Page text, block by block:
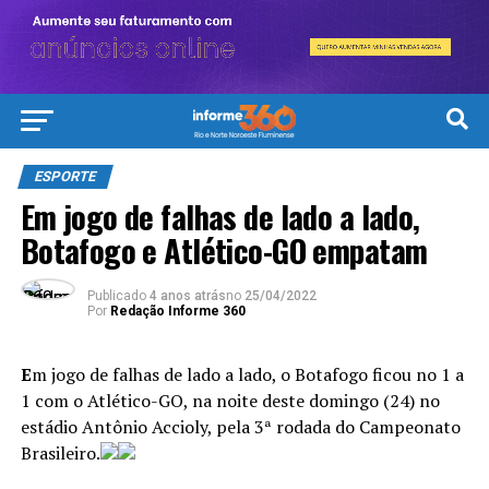
ESPORTE
Em jogo de falhas de lado a lado,
Botafogo e Atlético-GO empatam
Publicado 4 anos atrásno 25/04/2022
Por Redação Informe 360
Em jogo de falhas de lado a lado, o Botafogo ficou no 1 a
1 com o Atlético-GO, na noite deste domingo (24) no
estádio Antônio Accioly, pela 3ª rodada do Campeonato
Brasileiro.